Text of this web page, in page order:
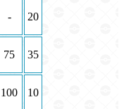
- 20
75 35
100 10